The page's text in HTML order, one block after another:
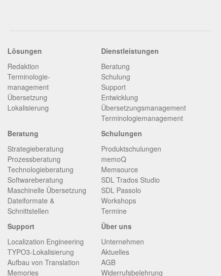
Lösungen
Redaktion
Terminologie­
management
Übersetzung
Lokalisierung
Dienstleistungen
Beratung
Schulung
Support
Entwicklung
Übersetzungsmanagement
Terminologiemanagement
Beratung
Strategieberatung
Prozessberatung
Technologieberatung
Softwareberatung
Maschinelle Übersetzung
Dateiformate &
Schnittstellen
Schulungen
Produktschulungen
memoQ
Memsource
SDL Trados Studio
SDL Passolo
Workshops
Termine
Support
Localization Engineering
TYPO3-Lokalisierung
Aufbau von Translation
Memories
Über uns
Unternehmen
Aktuelles
AGB
Widerrufsbelehrung